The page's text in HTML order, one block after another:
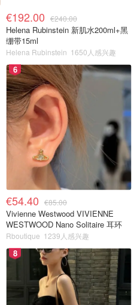
€192.00 €240.00
Helena Rubinstein 新肌水200ml+黑
绷带15ml
Helena Rubinstein 1650人感兴趣
6
€54.40 €85.00
Vivienne Westwood VIVIENNE
WESTWOOD Nano Solitaire 耳环
Rboutique 1239人感兴趣
8